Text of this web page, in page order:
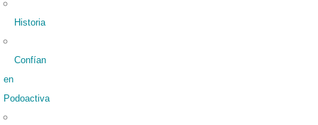
Historia
Confían
en
Podoactiva